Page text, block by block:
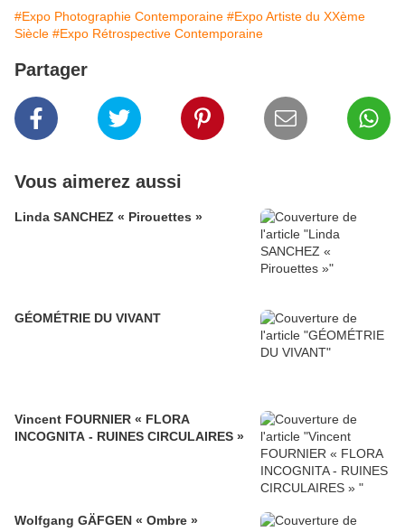
#Expo Photographie Contemporaine #Expo Artiste du XXème
Siècle #Expo Rétrospective Contemporaine
Partager
Vous aimerez aussi
Linda SANCHEZ « Pirouettes »
GÉOMÉTRIE DU VIVANT
Vincent FOURNIER « FLORA
INCOGNITA - RUINES CIRCULAIRES »
Wolfgang GÄFGEN « Ombre »